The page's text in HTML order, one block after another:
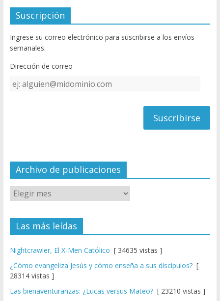
e
b
o
o
k
itt
er
u
T
u
e
C
el
Suscripción
Ingrese su correo electrónico para suscribirse a los envíos
semanales.
Dirección de correo
Dirección
de
Archivo de publicaciones
Las más leídas
Nightcrawler, El X-Men Católico [ 34635 vistas ]
¿Cómo evangeliza Jesús y cómo enseña a sus discípulos?[
28314 vistas ]
Las bienaventuranzas: ¿Lucas versus Mateo?[ 23210 vistas ]